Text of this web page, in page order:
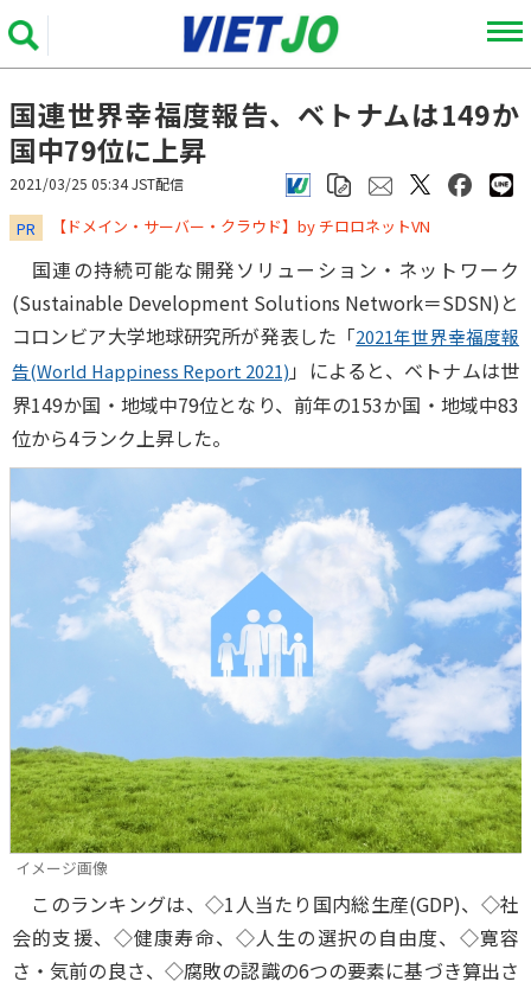
国連世界幸福度報告、ベトナムは149か
国中79位に上昇
2021/03/25 05:34 JST配信
PR ​​​​​​​【ドメイン・サーバー・クラウド】by チロロネットVN
国連の持続可能な開発ソリューション・ネットワーク
(Sustainable Development Solutions Network＝SDSN)と
コロンビア大学地球研究所が発表した「2021年世界幸福度報
告(World Happiness Report 2021) 」によると、ベトナムは世
界149か国・地域中79位となり、前年の153か国・地域中83
位から4ランク上昇した。
イメージ画像
このランキングは、◇1人当たり国内総生産(GDP)、◇社
会的支援、◇健康寿命、◇人生の選択の自由度、◇寛容
さ・気前の良さ、◇腐敗の認識の6つの要素に基づき算出さ